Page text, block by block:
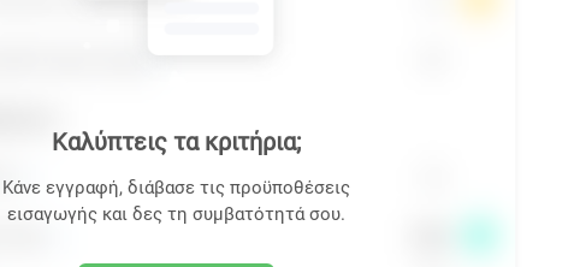
Καλύπτεις τα κριτήρια;
Κάνε εγγραφή, διάβασε τις προϋποθέσεις
εισαγωγής και δες τη συμβατότητά σου.